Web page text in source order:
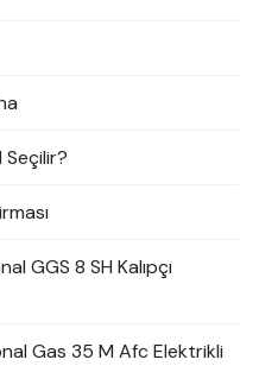
Seçilir?
GGS 8 SH Kalıpçı
Gas 35 M Afc Elektrikli